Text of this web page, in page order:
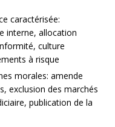
caractérisée:
interne, allocation
culture
à risque
morales: amende
exclusion des marchés
publication de la